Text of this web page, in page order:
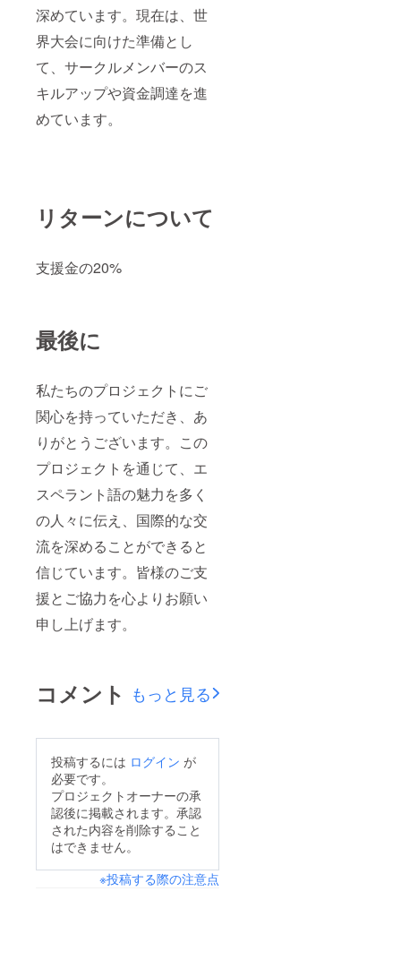
深めています。現在は、世
界大会に向けた準備とし
て、サークルメンバーのス
キルアップや資金調達を進
めています。
リターンについて
支援金の20%
最後に
私たちのプロジェクトにご
関心を持っていただき、あ
りがとうございます。この
プロジェクトを通じて、エ
スペラント語の魅力を多く
の人々に伝え、国際的な交
流を深めることができると
信じています。皆様のご支
援とご協力を心よりお願い
申し上げます。
コメント もっと見る
投稿するには ログイン が
必要です。
プロジェクトオーナーの承
認後に掲載されます。承認
された内容を削除すること
はできません。
※投稿する際の注意点